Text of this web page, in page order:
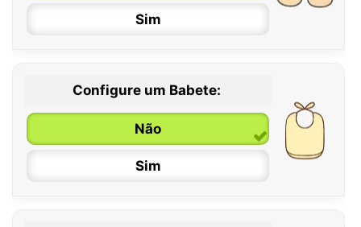
12 / 18 meses
Sim
Configure um Babete:
Não
Sim